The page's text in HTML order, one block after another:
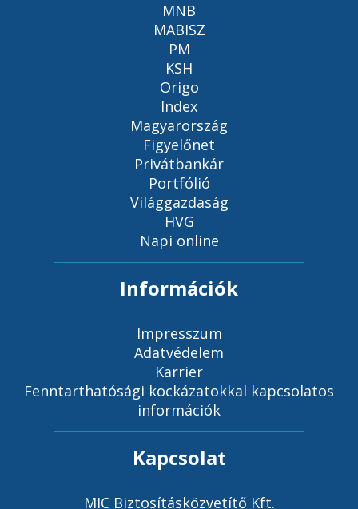
MNB
MABISZ
PM
KSH
Origo
Index
Magyarország
Figyelőnet
Privátbankár
Portfólió
Világgazdaság
HVG
Napi online
Információk
Impresszum
Adatvédelem
Karrier
Fenntarthatósági kockázatokkal kapcsolatos
információk
Kapcsolat
MIC Biztosításközvetítő Kft.